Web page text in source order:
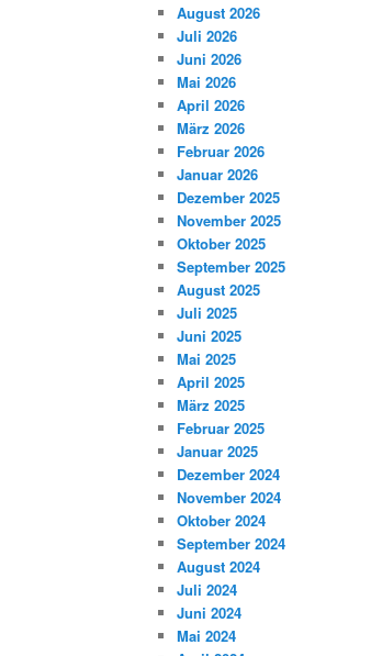
August 2026
Juli 2026
Juni 2026
Mai 2026
April 2026
März 2026
Februar 2026
Januar 2026
Dezember 2025
November 2025
Oktober 2025
September 2025
August 2025
Juli 2025
Juni 2025
Mai 2025
April 2025
März 2025
Februar 2025
Januar 2025
Dezember 2024
November 2024
Oktober 2024
September 2024
August 2024
Juli 2024
Juni 2024
Mai 2024